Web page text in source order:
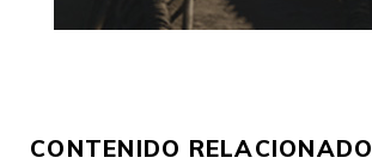
CONTENIDO RELACIONADO